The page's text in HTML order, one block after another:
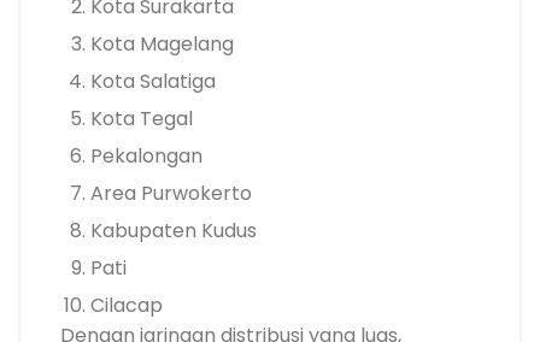
Kota Surakarta
Kota Magelang
Kota Salatiga
Kota Tegal
Pekalongan
Area Purwokerto
Kabupaten Kudus
Pati
Cilacap
Dengan jaringan distribusi yang luas,